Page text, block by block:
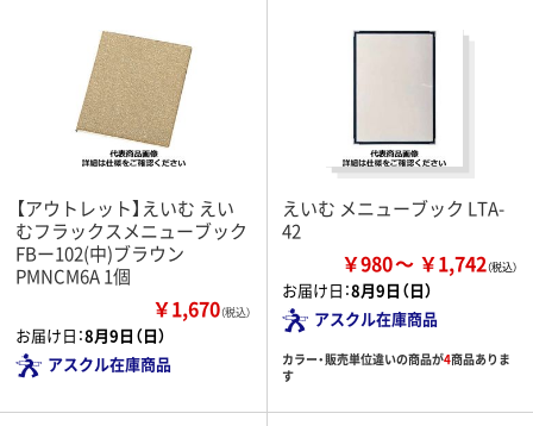
【アウトレット】えいむ えい
むフラックスメニューブック
FBー102(中)ブラウン
PMNCM6A 1個
￥1,670（税込）
お届け日：8月9日（日）
アスクル在庫商品
えいむ メニューブック LTA-
42
￥980 ￥1,742
お届け日：8月9日（日）
アスクル在庫商品
カラー・販売単位違いの商品が4商品ありま
す